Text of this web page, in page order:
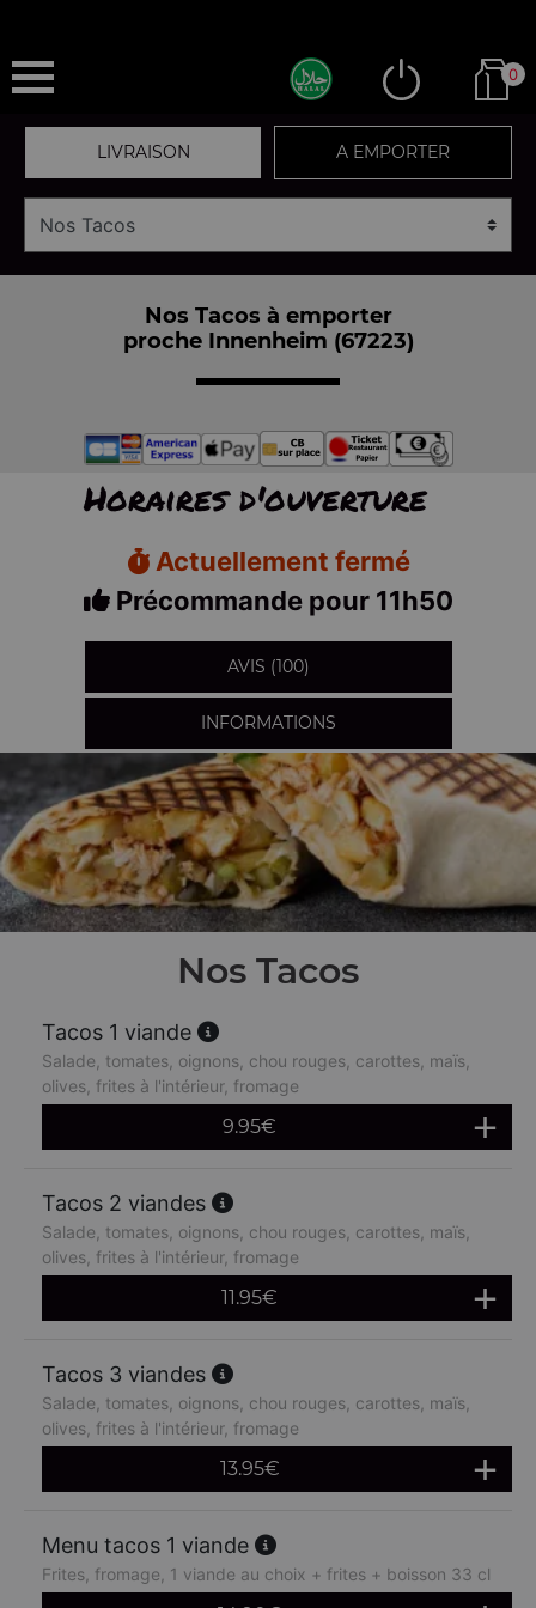
0
LIVRAISON A EMPORTER
Nos Tacos à emporter
proche Innenheim (67223)
Horaires d'ouverture
Actuellement fermé
Précommande pour 11h50
AVIS (100)
INFORMATIONS
Nos Tacos
Tacos 1 viande
Salade, tomates, oignons, chou rouges, carottes, maïs,
olives, frites à l'intérieur, fromage
9.95€
Tacos 2 viandes
Salade, tomates, oignons, chou rouges, carottes, maïs,
olives, frites à l'intérieur, fromage
11.95€
Tacos 3 viandes
Salade, tomates, oignons, chou rouges, carottes, maïs,
olives, frites à l'intérieur, fromage
13.95€
Menu tacos 1 viande
Frites, fromage, 1 viande au choix + frites + boisson 33 cl